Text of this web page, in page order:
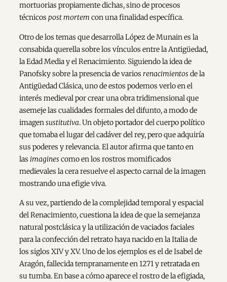
mortuorias propiamente dichas, sino de procesos
técnicos post mortem con una finalidad específica.
Otro de los temas que desarrolla López de Munain es la
consabida querella sobre los vínculos entre la Antigüedad,
la Edad Media y el Renacimiento. Siguiendo la idea de
Panofsky sobre la presencia de varios renacimientosde la
Antigüedad Clásica, uno de estos podemos verlo en el
interés medieval por crear una obra tridimensional que
asemeje las cualidades formales del difunto, a modo de
imagensustitutiva. Un objeto portador del cuerpo político
que tomaba el lugar del cadáver del rey, pero que adquiría
sus poderes y relevancia. El autor afirma que tanto en
las imaginescomo en los rostros momificados
medievales la cera resuelve el aspecto carnal de la imagen
mostrando una efigie viva.
A su vez, partiendo de la complejidad temporal y espacial
del Renacimiento, cuestiona la idea de que la semejanza
natural postclásica y la utilización de vaciados faciales
para la confección del retrato haya nacido en la Italia de
los siglos XIV y XV. Uno de los ejemplos es el de Isabel de
Aragón, fallecida tempranamente en 1271 y retratada en
su tumba. En base a cómo aparece el rostro de la efigiada,